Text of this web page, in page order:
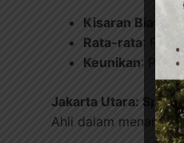
Kisaran Biaya
:
Rata-rata: Rp
Keunikan:
Jakarta Utara:
Ahli dalam